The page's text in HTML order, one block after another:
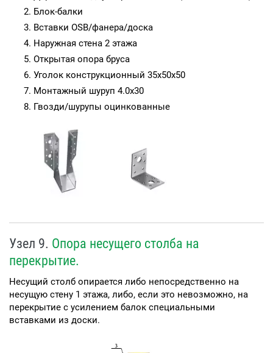
Блок-балки
Вставки OSB/фанера/доска
Наружная стена 2 этажа
Открытая опора бруса
Уголок конструкционный 35х50х50
Монтажный шуруп 4.0х30
Гвозди/шурупы оцинкованные
Узел 9. Опора несущего столба на
перекрытие.
Несущий столб опирается либо непосредственно на
несущую стену 1 этажа, либо, если это невозможно, на
перекрытие с усилением балок специальными
вставками из доски.